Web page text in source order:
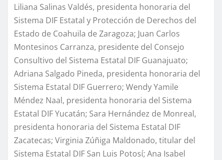
Liliana Salinas Valdés, presidenta honoraria del
Sistema DIF Estatal y Protección de Derechos del
Estado de Coahuila de Zaragoza; Juan Carlos
Montesinos Carranza, presidente del Consejo
Consultivo del Sistema Estatal DIF Guanajuato;
Adriana Salgado Pineda, presidenta honoraria del
Sistema Estatal DIF Guerrero; Wendy Yamile
Méndez Naal, presidenta honoraria del Sistema
Estatal DIF Yucatán; Sara Hernández de Monreal,
presidenta honoraria del Sistema Estatal DIF
Zacatecas; Virginia Zúñiga Maldonado, titular del
Sistema Estatal DIF San Luis Potosí; Ana Isabel